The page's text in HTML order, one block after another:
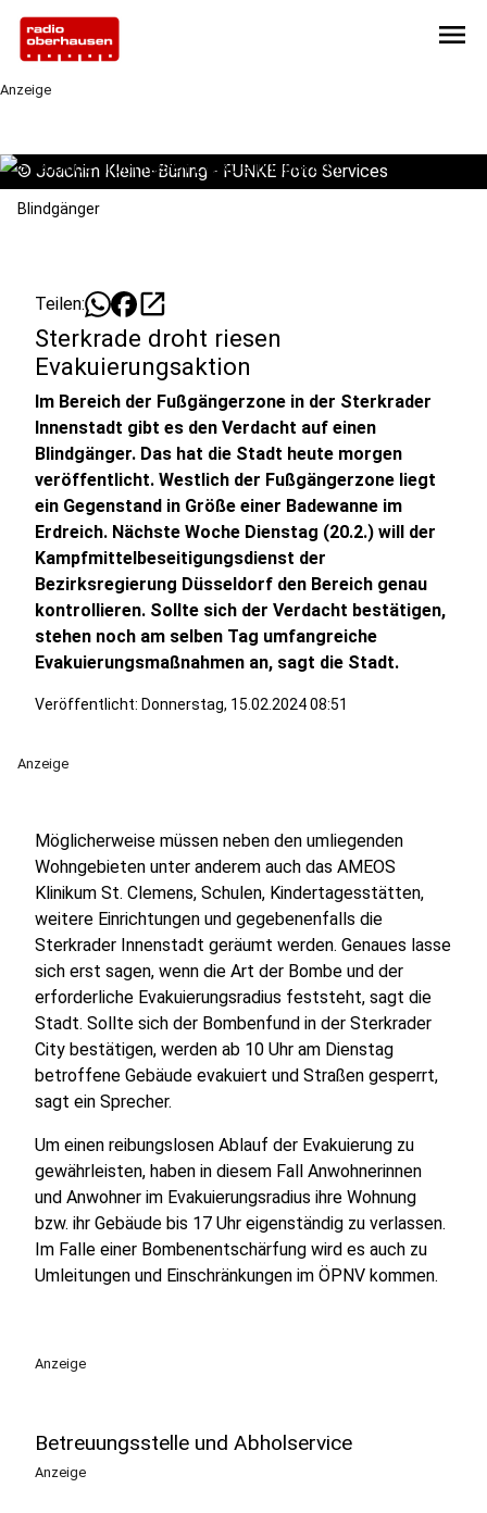
menu
Anzeige
© Joachim Kleine-Büning - FUNKE Foto Services
Blindgänger
Teilen: open_in_new
Sterkrade droht riesen
Evakuierungsaktion
Im Bereich der Fußgängerzone in der Sterkrader
Innenstadt gibt es den Verdacht auf einen
Blindgänger. Das hat die Stadt heute morgen
veröffentlicht. Westlich der Fußgängerzone liegt
ein Gegenstand in Größe einer Badewanne im
Erdreich. Nächste Woche Dienstag (20.2.) will der
Kampfmittelbeseitigungsdienst der
Bezirksregierung Düsseldorf den Bereich genau
kontrollieren. Sollte sich der Verdacht bestätigen,
stehen noch am selben Tag umfangreiche
Evakuierungsmaßnahmen an, sagt die Stadt.
Veröffentlicht: Donnerstag, 15.02.2024 08:51
Anzeige
Möglicherweise müssen neben den umliegenden
Wohngebieten unter anderem auch das AMEOS
Klinikum St. Clemens, Schulen, Kindertagesstätten,
weitere Einrichtungen und gegebenenfalls die
Sterkrader Innenstadt geräumt werden. Genaues lasse
sich erst sagen, wenn die Art der Bombe und der
erforderliche Evakuierungsradius feststeht, sagt die
Stadt. Sollte sich der Bombenfund in der Sterkrader
City bestätigen, werden ab 10 Uhr am Dienstag
betroffene Gebäude evakuiert und Straßen gesperrt,
sagt ein Sprecher.
Um einen reibungslosen Ablauf der Evakuierung zu
gewährleisten, haben in diesem Fall Anwohnerinnen
und Anwohner im Evakuierungsradius ihre Wohnung
bzw. ihr Gebäude bis 17 Uhr eigenständig zu verlassen.
Im Falle einer Bombenentschärfung wird es auch zu
Umleitungen und Einschränkungen im ÖPNV kommen.
Anzeige
Betreuungsstelle und Abholservice
Anzeige